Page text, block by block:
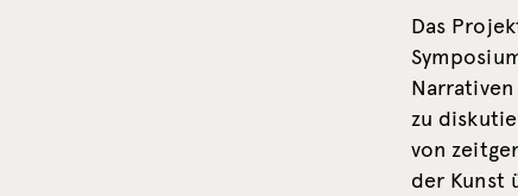
Das
zu
von
der Kunst